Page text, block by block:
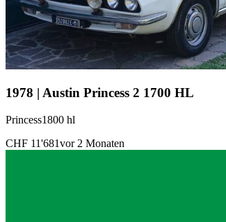
1978 | Austin Princess 2 1700 HL
Princess1800 hl
CHF 11'681vor 2 Monaten